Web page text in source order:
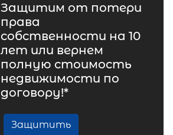
Защитим от потери
права
собственности на 10
лет или вернем
полную стоимость
недвижимости по
договору!*
Защитить